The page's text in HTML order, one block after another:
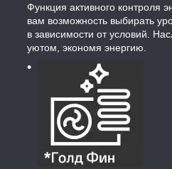
Функция активного контроля
вам возможность выбирать
в зависимости от условий.
уютом, экономя энергию.